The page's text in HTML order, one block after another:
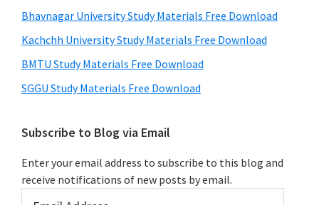
Bhavnagar University Study Materials Free Download
Kachchh University Study Materials Free Download
BMTU Study Materials Free Download
SGGU Study Materials Free Download
Subscribe to Blog via Email
Enter your email address to subscribe to this blog and
receive notifications of new posts by email.